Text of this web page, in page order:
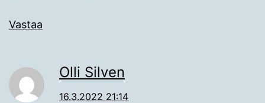
Vastaa
Olli Silven
16.3.2022 21:14